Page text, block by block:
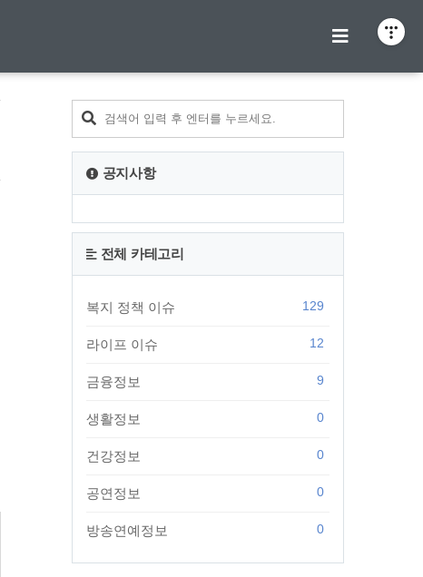
공지사항
전체 카테고리
복지 정책 이슈 129
라이프 이슈 12
금융정보 9
생활정보 0
건강정보 0
공연정보 0
방송연예정보 0
티스토리툴바